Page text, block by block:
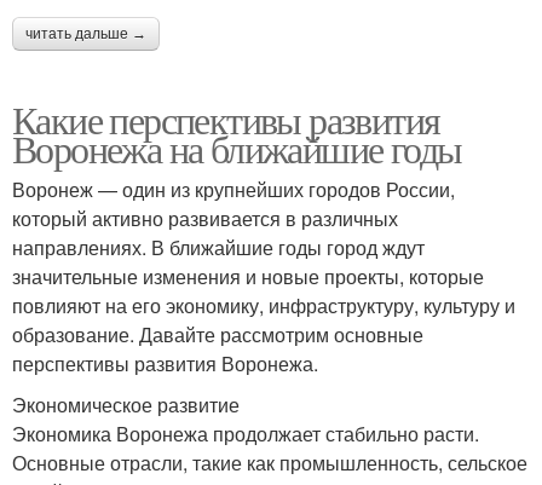
читать дальше →
Какие перспективы развития
Воронежа на ближайшие годы
Воронеж — один из крупнейших городов России,
который активно развивается в различных
направлениях. В ближайшие годы город ждут
значительные изменения и новые проекты, которые
повлияют на его экономику, инфраструктуру, культуру и
образование. Давайте рассмотрим основные
перспективы развития Воронежа.
Экономическое развитие
Экономика Воронежа продолжает стабильно расти.
Основные отрасли, такие как промышленность, сельское